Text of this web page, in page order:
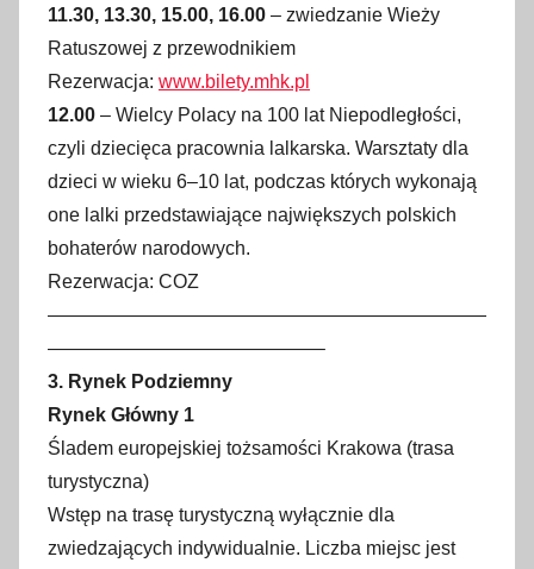
11.30, 13.30, 15.00, 16.00 – zwiedzanie Wieży
Ratuszowej z przewodnikiem
Rezerwacja: www.bilety.mhk.pl
12.00 – Wielcy Polacy na 100 lat Niepodległości,
czyli dziecięca pracownia lalkarska. Warsztaty dla
dzieci w wieku 6–10 lat, podczas których wykonają
one lalki przedstawiające największych polskich
bohaterów narodowych.
Rezerwacja: COZ
———————————————————————
——————————————–
3. Rynek Podziemny
Rynek Główny 1
Śladem europejskiej tożsamości Krakowa (trasa
turystyczna)
Wstęp na trasę turystyczną wyłącznie dla
zwiedzających indywidualnie. Liczba miejsc jest